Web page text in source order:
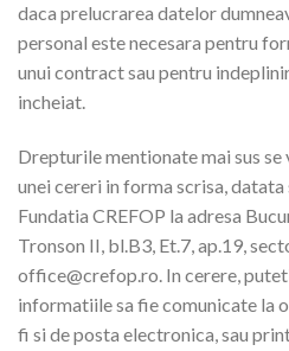
daca prelucrarea datelor
personal este necesara pentru
unui contract sau pentru
incheiat.
Drepturile mentionate mai sus
unei cereri in forma scrisa,
Fundatia CREFOP la adresa
Tronson II, bl.B3, Et.7, ap.19,
office@crefop.ro. In cerere,
informatiile sa fie comunicate la
fi si de posta electronica, sau